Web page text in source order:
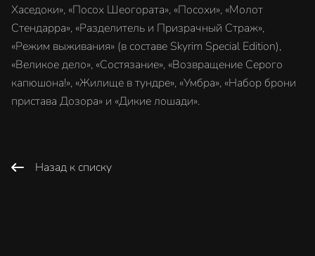
Хаседоки», «Посох Шеогората», «Посохи», «Молот
Стендарра», «Разделитель и Призрачный Страж»,
«Режим выживания» (в составе Skyrim Special Edition),
«Великое дело», «Состязание», «Возвращение Серого
капюшона!», «Жилище в тундре», «Умбра», «Набор брони
пристава Дозора» и «Дикие лошади».
Назад к списку